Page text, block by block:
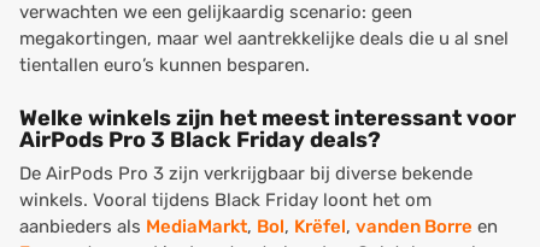
verwachten we een gelijkaardig scenario: geen
megakortingen, maar wel aantrekkelijke deals die u al snel
tientallen euro’s kunnen besparen.
Welke winkels zijn het meest interessant voor
AirPods Pro 3 Black Friday deals?
De AirPods Pro 3 zijn verkrijgbaar bij diverse bekende
winkels. Vooral tijdens Black Friday loont het om
aanbieders als MediaMarkt, Bol, Krëfel, vanden Borre en